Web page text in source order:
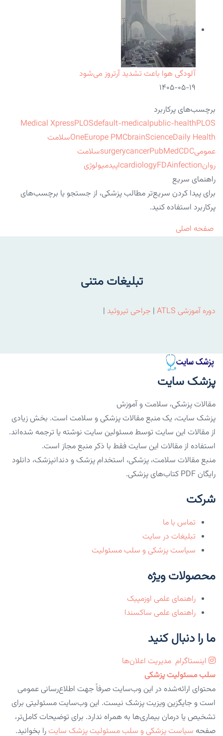
آلودگی هوا باعث تشدید آرتروز می‌شود
۱۴۰۵-۰۵-۱۹
برچسب‌های پرکاربرد
Medical XpressPLOSdefault-medicalpublic-healthPLOS
OneEurope PMCbrainScienceDaily Health
سلامت
عمومی
surgerycancerPubMedCDC
سلامت
روان
cardiologyFDAinfection
اپیدمیولوژی
راهنمای سریع
برای پیدا کردن سریع‌تر مطالب پزشکی، از جستجو یا برچسب‌های
پرکاربرد استفاده کنید.
صفحه اصلی
تبلیغات متنی
دوره آموزشی ATLS | جراحی تیروئید |
پزشک سایت
مقالات پزشکی، سلامت و آموزش
پزشک سایت، یک منبع مقالات پزشکی و سلامت است. بخش زیادی
از مقالات این سایت توسط مسئولین سایت نوشته یا ترجمه شده‌اند.
استفاده از مقالات این سایت فقط با ذکر منبع مجاز است.
منبع مقالات سلامت، پزشکی، استخدام پزشک و دندانپزشک، دانلود
رایگان PDF کتاب‌های پزشکی.
شرکت
تماس با ما
تبلیغات در سایت
سیاست پزشکی و سلب مسئولیت
محصولات ویژه
راهنمای علمی اوزمپیک
راهنمای علمی ساکسندا
ما را دنبال کنید
اینستاگرام مدیریت اعلان‌ها
سلب مسئولیت پزشکی
محتوای ارائه‌شده در این وب‌سایت صرفاً جهت اطلاع‌رسانی عمومی
است و جایگزین ویزیت پزشک نیست. این وب‌سایت مسئولیتی برای
تشخیص یا درمان بیماری‌ها به همراه ندارد. برای توضیحات کامل‌تر،
صفحه سیاست پزشکی و سلب مسئولیت پزشک سایت را بخوانید.